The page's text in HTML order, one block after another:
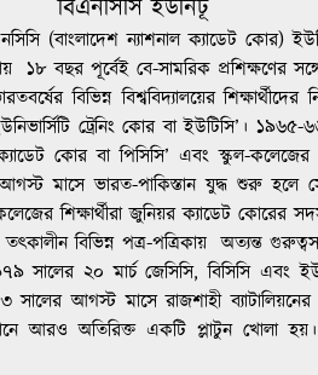
বিএনসিসি ইউনিটূ
(বাংলাদেশ ন্যাশনাল ক্যাডেট
১৮ বছর পূর্বেই বে-সামরিক প্রশিক্ষণের
বিভিন্ন বিশ্ববিদ্যালয়ের
ট্রেনিং কোর বা ইউটিসি’।
কোর বা পিসিসি’ এবং স্কুল-
মাসে ভারত-পাকিস্তান যুদ্ধ শুরু হলে সে
শিক্ষার্থীরা জুনিয়র ক্যাডেট কোরের
বিভিন্ন পত্র-পত্রিকায় অত্যন্ত
সালের ২০ মার্চ জেসিসি, বিসিসি এবং
সালের আগস্ট মাসে রাজশাহী
অতিরিক্ত একটি প্লাটুন খোলা হয়।